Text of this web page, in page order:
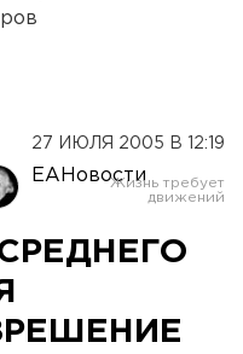
27 ИЮЛЯ 2005 В 12:19
ЕАНовости